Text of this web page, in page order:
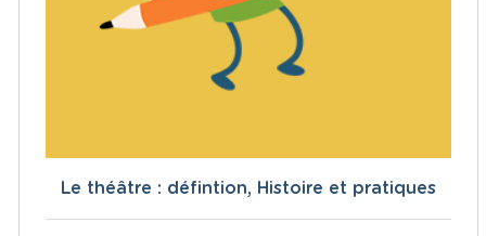
Le théâtre : défintion, Histoire et pratiques